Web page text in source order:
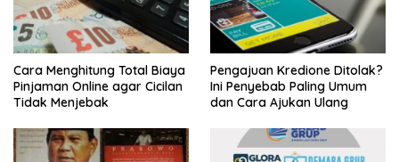
Cara Menghitung Total Biaya
Pinjaman Online agar Cicilan
Tidak Menjebak
Pengajuan Kredione Ditolak?
Ini Penyebab Paling Umum
dan Cara Ajukan Ulang